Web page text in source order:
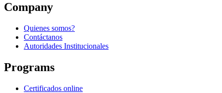
Company
Quienes somos?
Contáctanos
Autoridades Institucionales
Programs
Certificados online